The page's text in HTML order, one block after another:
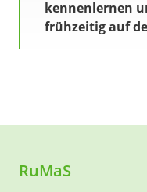
kennenlernen
frühzeitig auf
RuMaS